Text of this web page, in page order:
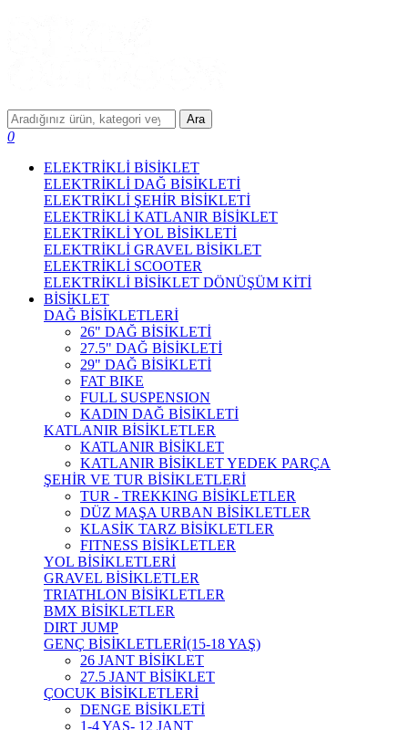
Ara
0
ELEKTRİKLİ BİSİKLET
ELEKTRİKLİ DAĞ BİSİKLETİ
ELEKTRİKLİ ŞEHİR BİSİKLETİ
ELEKTRİKLİ KATLANIR BİSİKLET
ELEKTRİKLİ YOL BİSİKLETİ
ELEKTRİKLİ GRAVEL BİSİKLET
ELEKTRİKLİ SCOOTER
ELEKTRİKLİ BİSİKLET DÖNÜŞÜM KİTİ
BİSİKLET
DAĞ BİSİKLETLERİ
26" DAĞ BİSİKLETİ
27.5" DAĞ BİSİKLETİ
29" DAĞ BİSİKLETİ
FAT BIKE
FULL SUSPENSION
KADIN DAĞ BİSİKLETİ
KATLANIR BİSİKLETLER
KATLANIR BİSİKLET
KATLANIR BİSİKLET YEDEK PARÇA
ŞEHİR VE TUR BİSİKLETLERİ
TUR - TREKKING BİSİKLETLER
DÜZ MAŞA URBAN BİSİKLETLER
KLASİK TARZ BİSİKLETLER
FITNESS BİSİKLETLER
YOL BİSİKLETLERİ
GRAVEL BİSİKLETLER
TRIATHLON BİSİKLETLER
BMX BİSİKLETLER
DIRT JUMP
GENÇ BİSİKLETLERİ(15-18 YAŞ)
26 JANT BİSİKLET
27.5 JANT BİSİKLET
ÇOCUK BİSİKLETLERİ
DENGE BİSİKLETİ
1-4 YAŞ- 12 JANT